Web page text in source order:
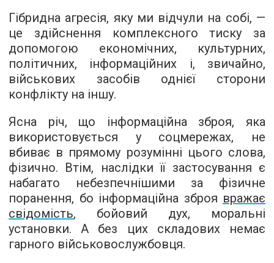
Гібридна агресія, яку ми відчули на собі, —
це здійснення комплексного тиску за
допомогою економічних, культурних,
політичних, інформаційних і, звичайно,
військових засобів однієї сторони
конфлікту на іншу.
Ясна річ, що інформаційна зброя, яка
використовується у соцмережах, не
вбиває в прямому розумінні цього слова,
фізично. Втім, наслідки її застосування є
набагато небезпечнішими за фізичне
поранення, бо інформаційна зброя вражає
свідомість, бойовий дух, моральні
установки. А без цих складових немає
гарного військовослужбовця.